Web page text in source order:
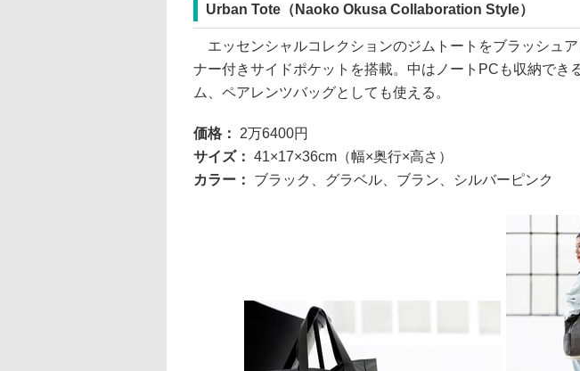
Urban Tote（Naoko Okusa Collaboration Style）
エッセンシャルコレクションのジムトートをブラッシュ
ナー付きサイドポケットを搭載。中はノートPCも収納でき
ム、ペアレンツバッグとしても使える。
価格： 2万6400円
サイズ： 41×17×36cm（幅×奥行×高さ）
カラー： ブラック、グラベル、ブラン、シルバーピンク